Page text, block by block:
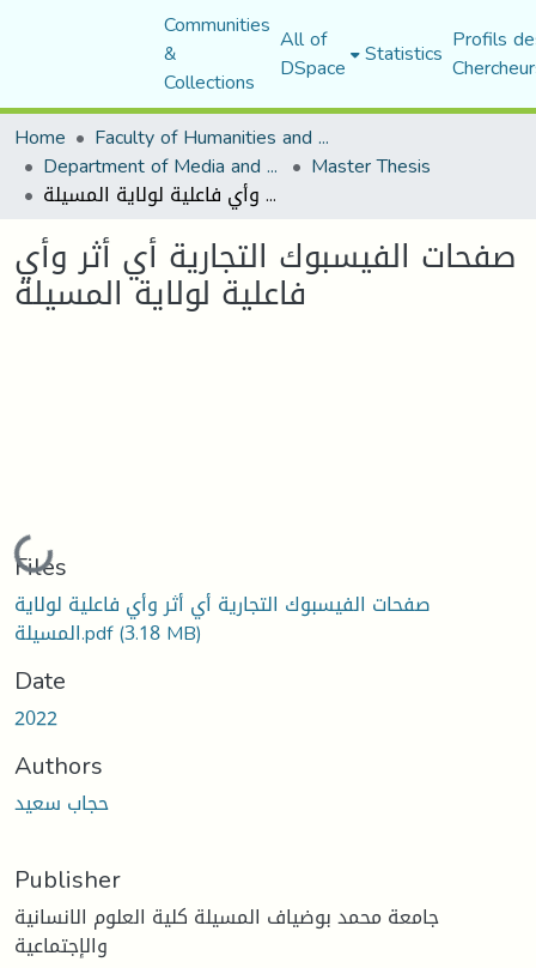
Communities
&
Collections
All of
DSpace Statistics Profils
Home
Faculty of Humanities and Social Sciences
Department of Media and Communication Studies Master Thesis
صفحات الفيسبوك التجارية أي أثر وأي فاعلية لولاية المسيلة
صفحات الفيسبوك التجارية أي أثر وأي
فاعلية لولاية المسيلة
Loading...
Files
صفحات الفيسبوك التجارية أي أثر وأي فاعلية لولاية
المسيلة.pdf(3.18 MB)
Date
2022
Authors
حجاب سعيد
Publisher
جامعة محمد بوضياف المسيلة كلية العلوم الانسانية
والإجتماعية